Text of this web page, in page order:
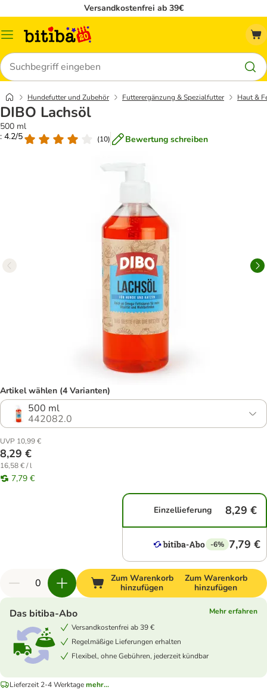
Versandkostenfrei ab 39€
Menü
Suchen
Hundefutter und Zubehör Futterergänzung & Spezialfutter Haut &
DIBO Lachsöl
500 ml
: 4.2/5
(10) Bewertung schreiben
Artikel wählen (4 Varianten)
500 ml
442082.0
UVP 10,99 €
8,29 €
16,58 € / l
7,79 €
Einzellieferung 8,29 €
-6% 7,79 €
Zum Warenkorb
hinzufügen
Zum Warenkorb
hinzufügen
Das bitiba-Abo
Mehr erfahren
Versandkostenfrei ab 39 €
Regelmäßige Lieferungen erhalten
Flexibel, ohne Gebühren, jederzeit kündbar
Lieferzeit 2-4 Werktagemehr...